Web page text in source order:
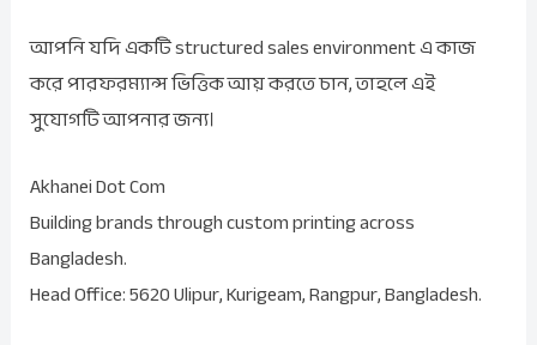
আপনি যদি একটি structured sales environment এ কাজ
করে পারফরম্যান্স ভিত্তিক আয় করতে চান, তাহলে এই
সুযোগটি আপনার জন্য।
Akhanei Dot Com
Building brands through custom printing across
Bangladesh.
Head Office: 5620 Ulipur, Kurigeam, Rangpur, Bangladesh.